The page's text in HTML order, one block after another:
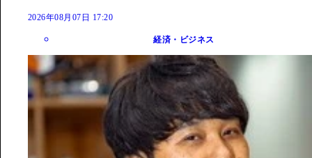
2026年08月07日 17:20
経済・ビジネス